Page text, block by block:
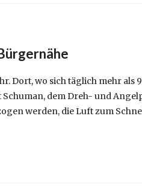
Dort, wo sich täglich mehr
dem Dreh- und
werden, die Luft zum